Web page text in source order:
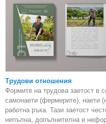
Трудови отношения
Формите на трудова заетост в
самонаети (фермерите), наети
работна ръка. Тази заетост
непълна, допълнителна и